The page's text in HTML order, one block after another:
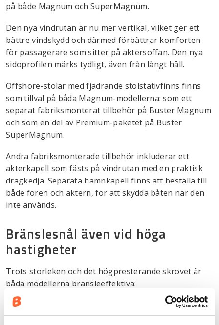
på både Magnum och SuperMagnum.
Den nya vindrutan är nu mer vertikal, vilket ger ett
bättre vindskydd och därmed förbättrar komforten
för passagerare som sitter på aktersoffan. Den nya
sidoprofilen märks tydligt, även från långt håll.
Offshore-stolar med fjädrande stolstativfinns finns
som tillval på båda Magnum-modellerna: som ett
separat fabriksmonterat tillbehör på Buster Magnum
och som en del av Premium-paketet på Buster
SuperMagnum.
Andra fabriksmonterade tillbehör inkluderar ett
akterkapell som fästs på vindrutan med en praktisk
dragkedja. Separata hamnkapell finns att beställa till
både fören och aktern, för att skydda båten när den
inte används.
Bränslesnål även vid höga
hastigheter
Trots storleken och det högpresterande skrovet är
båda modellerna bränsleeffektiva:
bränsleförbrukningen är drygt 1 liter per nautisk mil
vid marschfart och cirka 2 liter per nautisk mil vid